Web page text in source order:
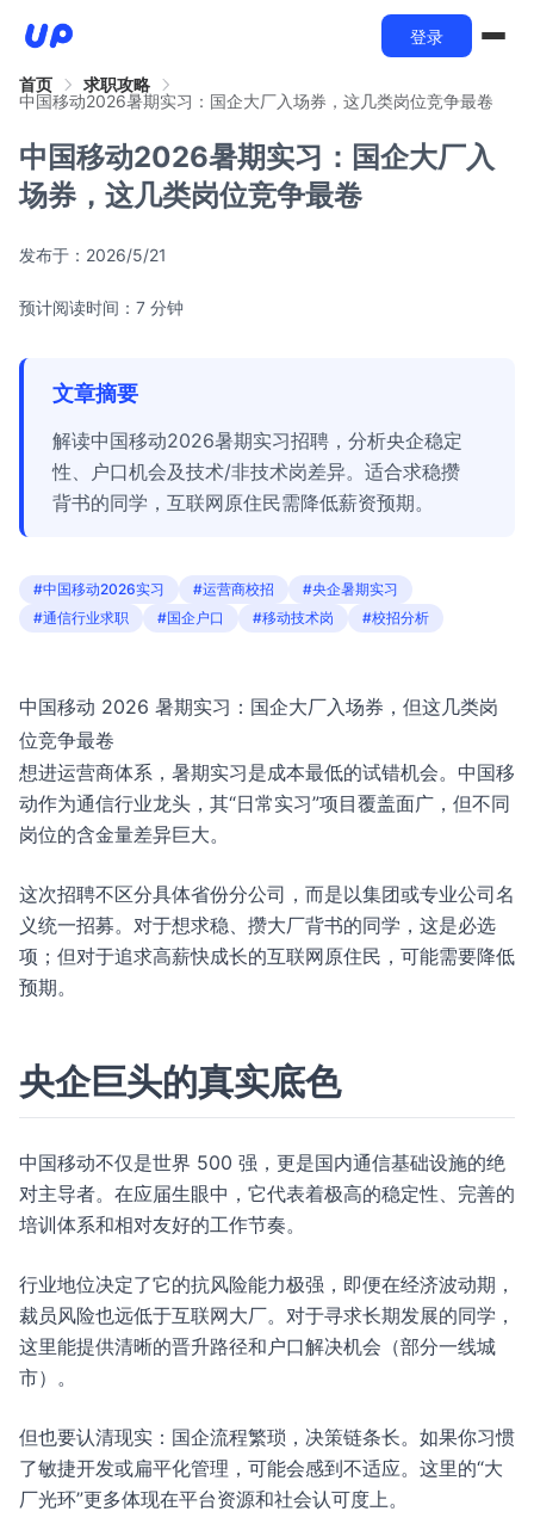
登录
首页
求职攻略
中国移动2026暑期实习：国企大厂入场券，这几类岗位竞争最卷
中国移动2026暑期实习：国企大厂入
场券，这几类岗位竞争最卷
发布于： 2026/5/21
预计阅读时间：7 分钟
文章摘要
解读中国移动2026暑期实习招聘，分析央企稳定
性、户口机会及技术/非技术岗差异。适合求稳攒
背书的同学，互联网原住民需降低薪资预期。
#中国移动2026实习 #运营商校招
#央企暑期实习
#通信行业求职
#国企户口 #移动技术岗 #校招分析
中国移动 2026 暑期实习：国企大厂入场券，但这几类岗
位竞争最卷
想进运营商体系，暑期实习是成本最低的试错机会。中国移
动作为通信行业龙头，其“日常实习”项目覆盖面广，但不同
岗位的含金量差异巨大。
这次招聘不区分具体省份分公司，而是以集团或专业公司名
义统一招募。对于想求稳、攒大厂背书的同学，这是必选
项；但对于追求高薪快成长的互联网原住民，可能需要降低
预期。
央企巨头的真实底色
中国移动不仅是世界 500 强，更是国内通信基础设施的绝
对主导者。在应届生眼中，它代表着极高的稳定性、完善的
培训体系和相对友好的工作节奏。
行业地位决定了它的抗风险能力极强，即便在经济波动期，
裁员风险也远低于互联网大厂。对于寻求长期发展的同学，
这里能提供清晰的晋升路径和户口解决机会（部分一线城
市）。
但也要认清现实：国企流程繁琐，决策链条长。如果你习惯
了敏捷开发或扁平化管理，可能会感到不适应。这里的“大
厂光环”更多体现在平台资源和社会认可度上。